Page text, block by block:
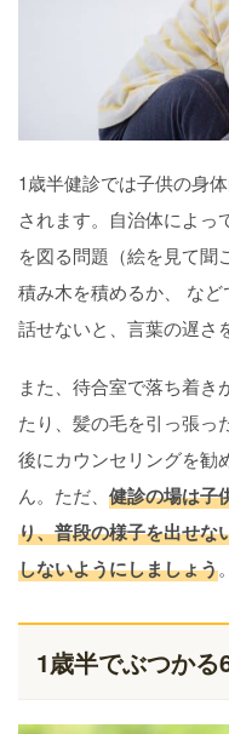
1歳半健診では子供の身
されます。自治体によっ
を図る問題（絵を見て聞
積み木を積めるか、 な
話せないと、言葉の遅さ
また、待合室で落ち着き
たり、髪の毛を引っ張っ
後にカウンセリングを勧
ん。ただ、 健診の場は子
り、普段の様子を出せな
しないようにしましょう。
1歳半でぶつかる